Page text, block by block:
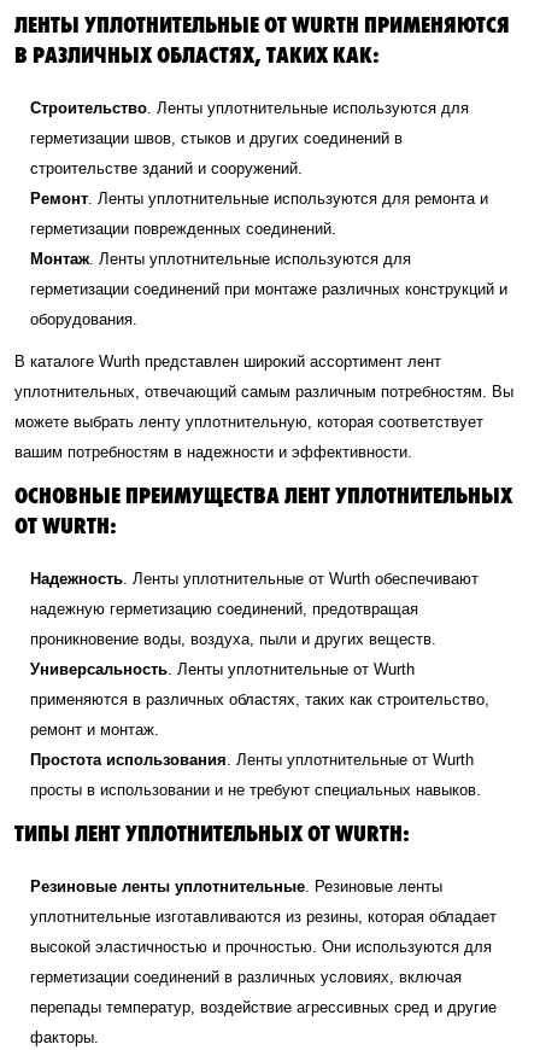
ЛЕНТЫ УПЛОТНИТЕЛЬНЫЕ ОТ WURTH ПРИМЕНЯЮТСЯ
В РАЗЛИЧНЫХ ОБЛАСТЯХ, ТАКИХ КАК:
Строительство. Ленты уплотнительные используются для
герметизации швов, стыков и других соединений в
строительстве зданий и сооружений.
Ремонт. Ленты уплотнительные используются для ремонта и
герметизации поврежденных соединений.
Монтаж. Ленты уплотнительные используются для
герметизации соединений при монтаже различных конструкций и
оборудования.
В каталоге Wurth представлен широкий ассортимент лент
уплотнительных, отвечающий самым различным потребностям. Вы
можете выбрать ленту уплотнительную, которая соответствует
вашим потребностям в надежности и эффективности.
ОСНОВНЫЕ ПРЕИМУЩЕСТВА ЛЕНТ УПЛОТНИТЕЛЬНЫХ
ОТ WURTH:
Надежность. Ленты уплотнительные от Wurth обеспечивают
надежную герметизацию соединений, предотвращая
проникновение воды, воздуха, пыли и других веществ.
Универсальность. Ленты уплотнительные от Wurth
применяются в различных областях, таких как строительство,
ремонт и монтаж.
Простота использования. Ленты уплотнительные от Wurth
просты в использовании и не требуют специальных навыков.
ТИПЫ ЛЕНТ УПЛОТНИТЕЛЬНЫХ ОТ WURTH:
Резиновые ленты уплотнительные. Резиновые ленты
уплотнительные изготавливаются из резины, которая обладает
высокой эластичностью и прочностью. Они используются для
герметизации соединений в различных условиях, включая
перепады температур, воздействие агрессивных сред и другие
факторы.